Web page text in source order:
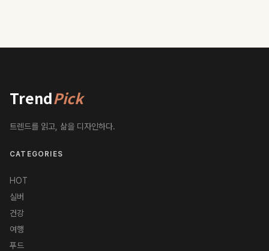
TrendPick
트렌드를 읽고, 삶을 디자인하다.
CATEGORIES
HOT
실버
건강
여행
푸드